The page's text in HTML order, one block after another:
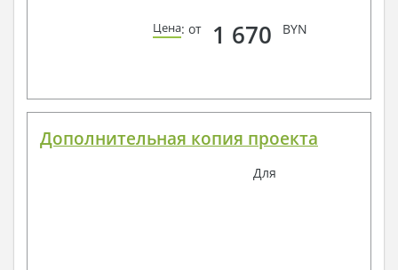
Цена: от 1 670 BYN
Дополнительная копия проекта
Для